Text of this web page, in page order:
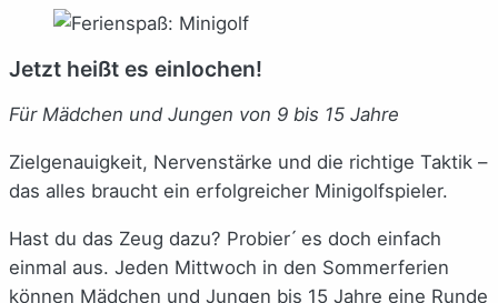
Jetzt heißt es einlochen!
Für Mädchen und Jungen von 9 bis 15 Jahre
Zielgenauigkeit, Nervenstärke und die richtige Taktik –
das alles braucht ein erfolgreicher Minigolfspieler.
Hast du das Zeug dazu? Probier ́ es doch einfach
einmal aus. Jeden Mittwoch in den Sommerferien
können Mädchen und Jungen bis 15 Jahre eine Runde